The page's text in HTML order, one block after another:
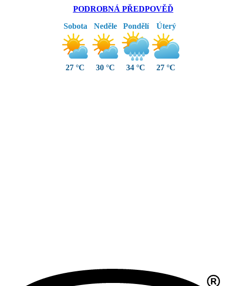
PODROBNÁ PŘEDPOVĚĎ
Sobota
27 °C
Neděle
30 °C
Pondělí
34 °C
Úterý
27 °C